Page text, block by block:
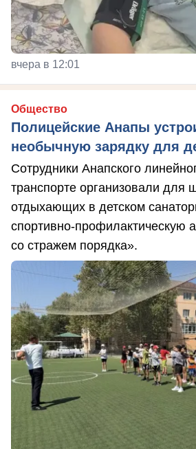
вчера в 12:01
Общество
Полицейские Анапы
необычную зарядку для
Сотрудники Анапского
транспорте организовали для
отдыхающих в детском
спортивно-профилактическую
со стражем порядка».